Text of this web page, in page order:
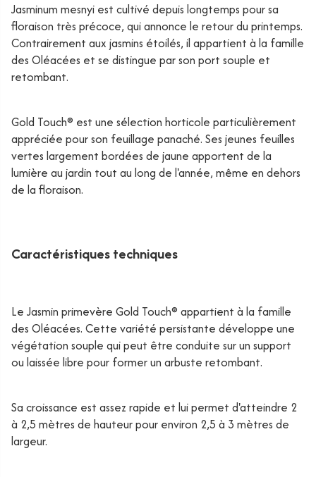
Jasminum mesnyi est cultivé depuis longtemps pour sa
floraison très précoce, qui annonce le retour du printemps.
Contrairement aux jasmins étoilés, il appartient à la famille
des Oléacées et se distingue par son port souple et
retombant.
Gold Touch® est une sélection horticole particulièrement
appréciée pour son feuillage panaché. Ses jeunes feuilles
vertes largement bordées de jaune apportent de la
lumière au jardin tout au long de l'année, même en dehors
de la floraison.
Caractéristiques techniques
Le Jasmin primevère Gold Touch® appartient à la famille
des Oléacées. Cette variété persistante développe une
végétation souple qui peut être conduite sur un support
ou laissée libre pour former un arbuste retombant.
Sa croissance est assez rapide et lui permet d'atteindre 2
à 2,5 mètres de hauteur pour environ 2,5 à 3 mètres de
largeur.